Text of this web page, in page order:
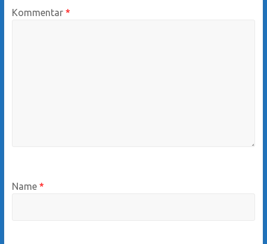
Kommentar *
Name *